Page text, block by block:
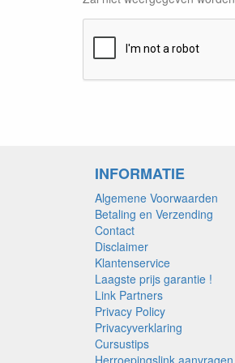
INFORMATIE
Algemene Voorwaarden
Betaling en Verzending
Contact
Disclaimer
Klantenservice
Laagste prijs garantie !
Link Partners
Privacy Policy
Privacyverklaring
Cursustips
Herroepingslink aanvragen